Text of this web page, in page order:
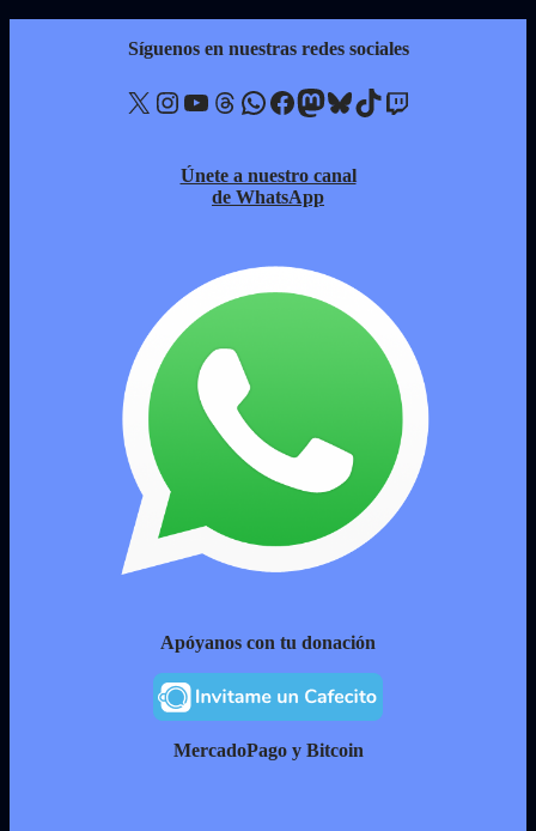
Síguenos en nuestras redes sociales
X Instagram YouTube Threads WhatsApp Facebook Mastodon Bluesky TikTok Twitch
Únete a nuestro canal
de WhatsApp
Apóyanos con tu donación
MercadoPago y Bitcoin